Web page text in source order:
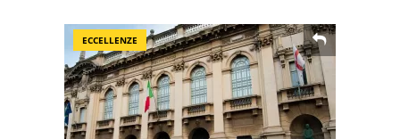
ECCELLENZE